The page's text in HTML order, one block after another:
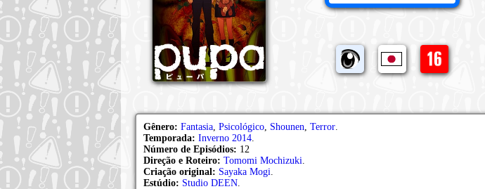
Gênero: Fantasia, Psicológico, Shounen, Terror.
Temporada: Inverno 2014.
Número de Episódios: 12
Direção e Roteiro: Tomomi Mochizuki.
Criação original: Sayaka Mogi.
Estúdio: Studio DEEN.